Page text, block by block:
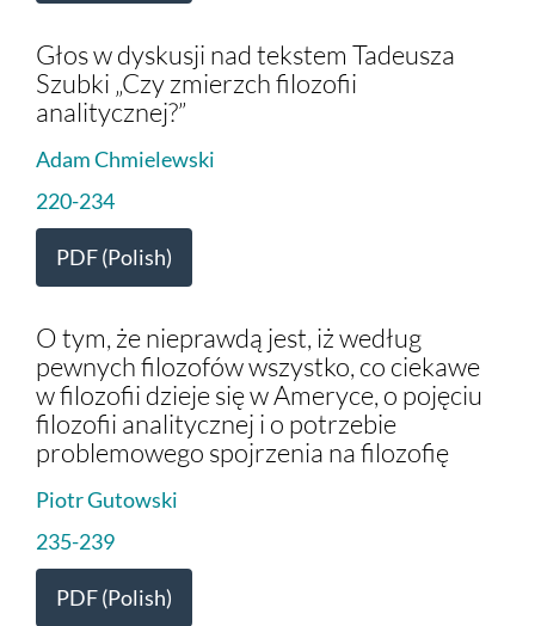
Głos w dyskusji nad tekstem Tadeusza
Szubki „Czy zmierzch filozofii
analitycznej?”
Adam Chmielewski
220-234
PDF (Polish)
O tym, że nieprawdą jest, iż według
pewnych filozofów wszystko, co ciekawe
w filozofii dzieje się w Ameryce, o pojęciu
filozofii analitycznej i o potrzebie
problemowego spojrzenia na filozofię
Piotr Gutowski
235-239
PDF (Polish)